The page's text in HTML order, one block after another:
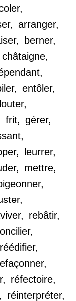
,
, arranger,
, berner,
châtaigne,
,
, entôler,
,
frit, gérer,
,
, leurrer,
, mettre,
,
,
, rebâtir,
,
réédifier,
,
, réfectoire,
, réinterpréter,